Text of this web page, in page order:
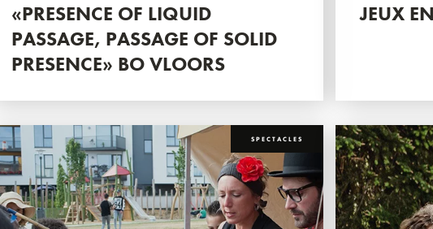
«PRESENCE OF LIQUID
PASSAGE, PASSAGE OF SOLID
PRESENCE» BO VLOORS
JEUX
SPECTACLES